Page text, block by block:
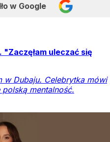
w Google
uleczać się
w Dubaju. Celebrytka mówi
mentalność.